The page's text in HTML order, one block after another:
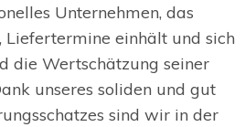
Unternehmen, das
einhält und sich
die Wertschätzung seiner
unseres soliden und gut
sind wir in der